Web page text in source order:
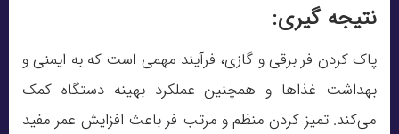
نتیجه گیری:
پاک کردن فر برقی و گازی، فرآیند مهمی است که به ایمنی و
بهداشت غذاها و همچنین عملکرد بهینه دستگاه کمک
می‌کند. تمیز کردن منظم و مرتب فر باعث افزایش عمر مفید